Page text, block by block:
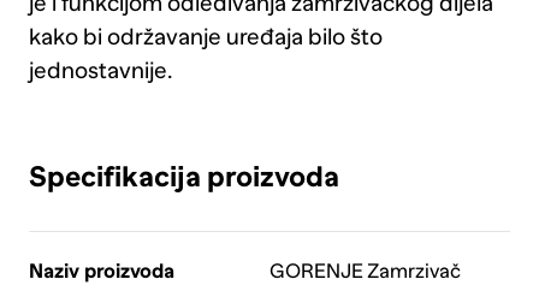
kako bi održavanje uređaja bilo što
jednostavnije.
Specifikacija proizvoda
Naziv proizvoda
GORENJE Zamrzivač